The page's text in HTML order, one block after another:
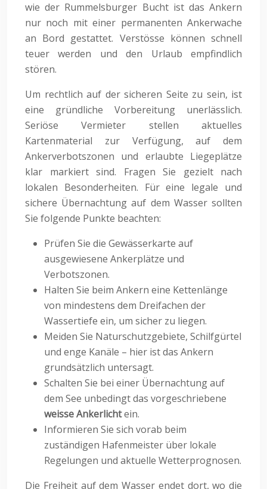
wie der Rummelsburger Bucht ist das Ankern
nur noch mit einer permanenten Ankerwache
an Bord gestattet. Verstösse können schnell
teuer werden und den Urlaub empfindlich
stören.
Um rechtlich auf der sicheren Seite zu sein, ist
eine gründliche Vorbereitung unerlässlich.
Seriöse Vermieter stellen aktuelles
Kartenmaterial zur Verfügung, auf dem
Ankerverbotszonen und erlaubte Liegeplätze
klar markiert sind. Fragen Sie gezielt nach
lokalen Besonderheiten. Für eine legale und
sichere Übernachtung auf dem Wasser sollten
Sie folgende Punkte beachten:
Prüfen Sie die Gewässerkarte auf
ausgewiesene Ankerplätze und
Verbotszonen.
Halten Sie beim Ankern eine Kettenlänge
von mindestens dem Dreifachen der
Wassertiefe ein, um sicher zu liegen.
Meiden Sie Naturschutzgebiete, Schilfgürtel
und enge Kanäle – hier ist das Ankern
grundsätzlich untersagt.
Schalten Sie bei einer Übernachtung auf
dem See unbedingt das vorgeschriebene
weisse Ankerlichtein.
Informieren Sie sich vorab beim
zuständigen Hafenmeister über lokale
Regelungen und aktuelle Wetterprognosen.
Die Freiheit auf dem Wasser endet dort, wo die